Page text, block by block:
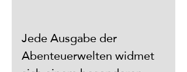
Jede Ausgabe der
Abenteuerwelten widmet